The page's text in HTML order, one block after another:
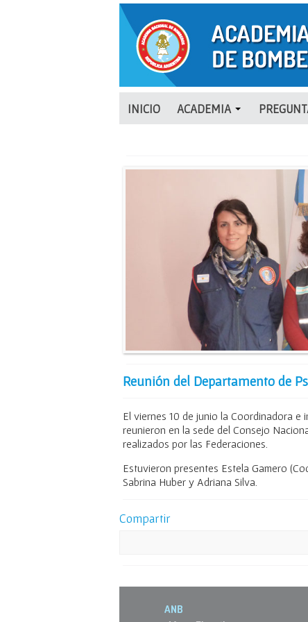
INICIO ACADEMIA
Reunión del Departamento de
El viernes 10 de junio la Coordinadora e
reunieron en la sede del Consejo
realizados por las Federaciones.
Estuvieron presentes Estela Gamero
Sabrina Huber y Adriana Silva.
Compartir
ANB